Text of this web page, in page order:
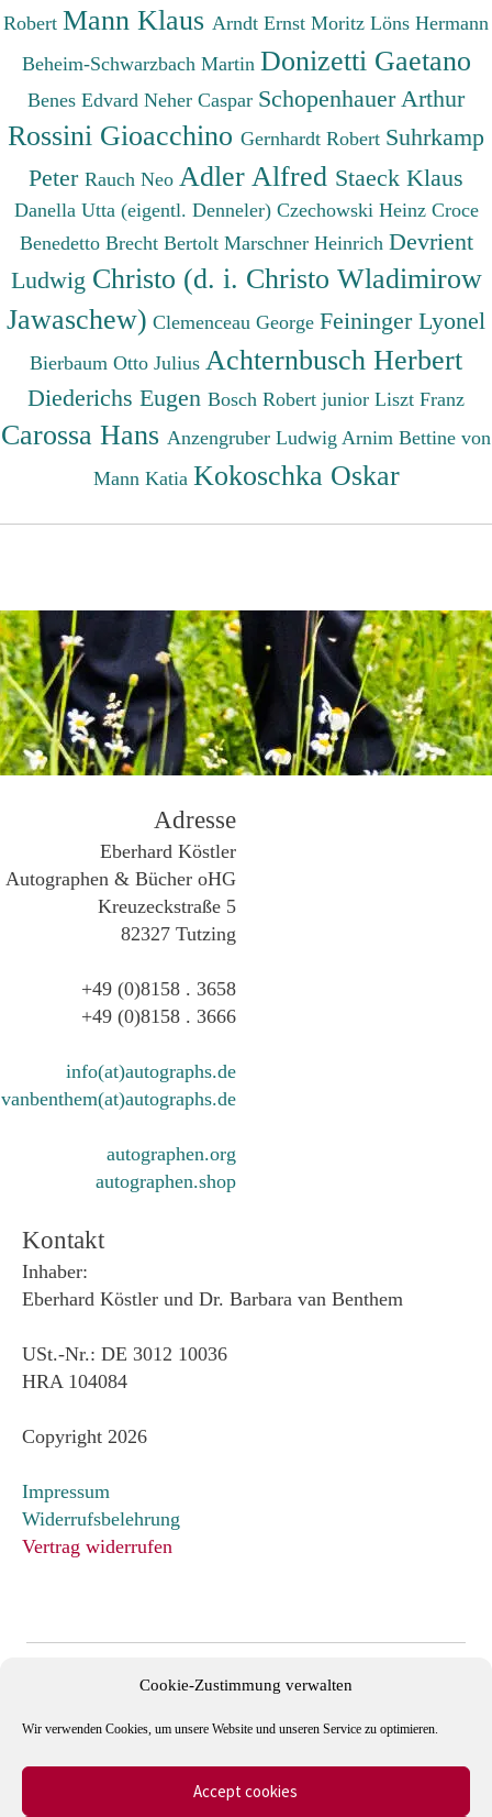
Cookie-Zustimmung verwalten
Wir verwenden Cookies, um unsere Website und unseren Service zu optimieren.
Accept cookies
Robert Mann Klaus Arndt Ernst Moritz Löns Hermann
Beheim-Schwarzbach Martin Donizetti Gaetano
Benes Edvard Neher Caspar Schopenhauer Arthur
Rossini Gioacchino Gernhardt Robert Suhrkamp
Peter Rauch Neo Adler Alfred Staeck Klaus
Danella Utta (eigentl. Denneler) Czechowski Heinz Croce
Benedetto Brecht Bertolt Marschner Heinrich Devrient
Ludwig Christo (d. i. Christo Wladimirow
Jawaschew) Clemenceau George Feininger Lyonel
Bierbaum Otto Julius Achternbusch Herbert
Diederichs Eugen Bosch Robert junior Liszt Franz
Carossa Hans Anzengruber Ludwig Arnim Bettine von
Mann Katia Kokoschka Oskar
Adresse
Eberhard Köstler
Autographen & Bücher oHG
Kreuzeckstraße 5
82327 Tutzing
+49 (0)8158 . 3658
+49 (0)8158 . 3666
info(at)autographs.de
vanbenthem(at)autographs.de
autographen.org
autographen.shop
Kontakt
Inhaber:
Eberhard Köstler und Dr. Barbara van Benthem
USt.-Nr.: DE 3012 10036
HRA 104084
Copyright 2026
Impressum
Widerrufsbelehrung
Vertrag widerrufen